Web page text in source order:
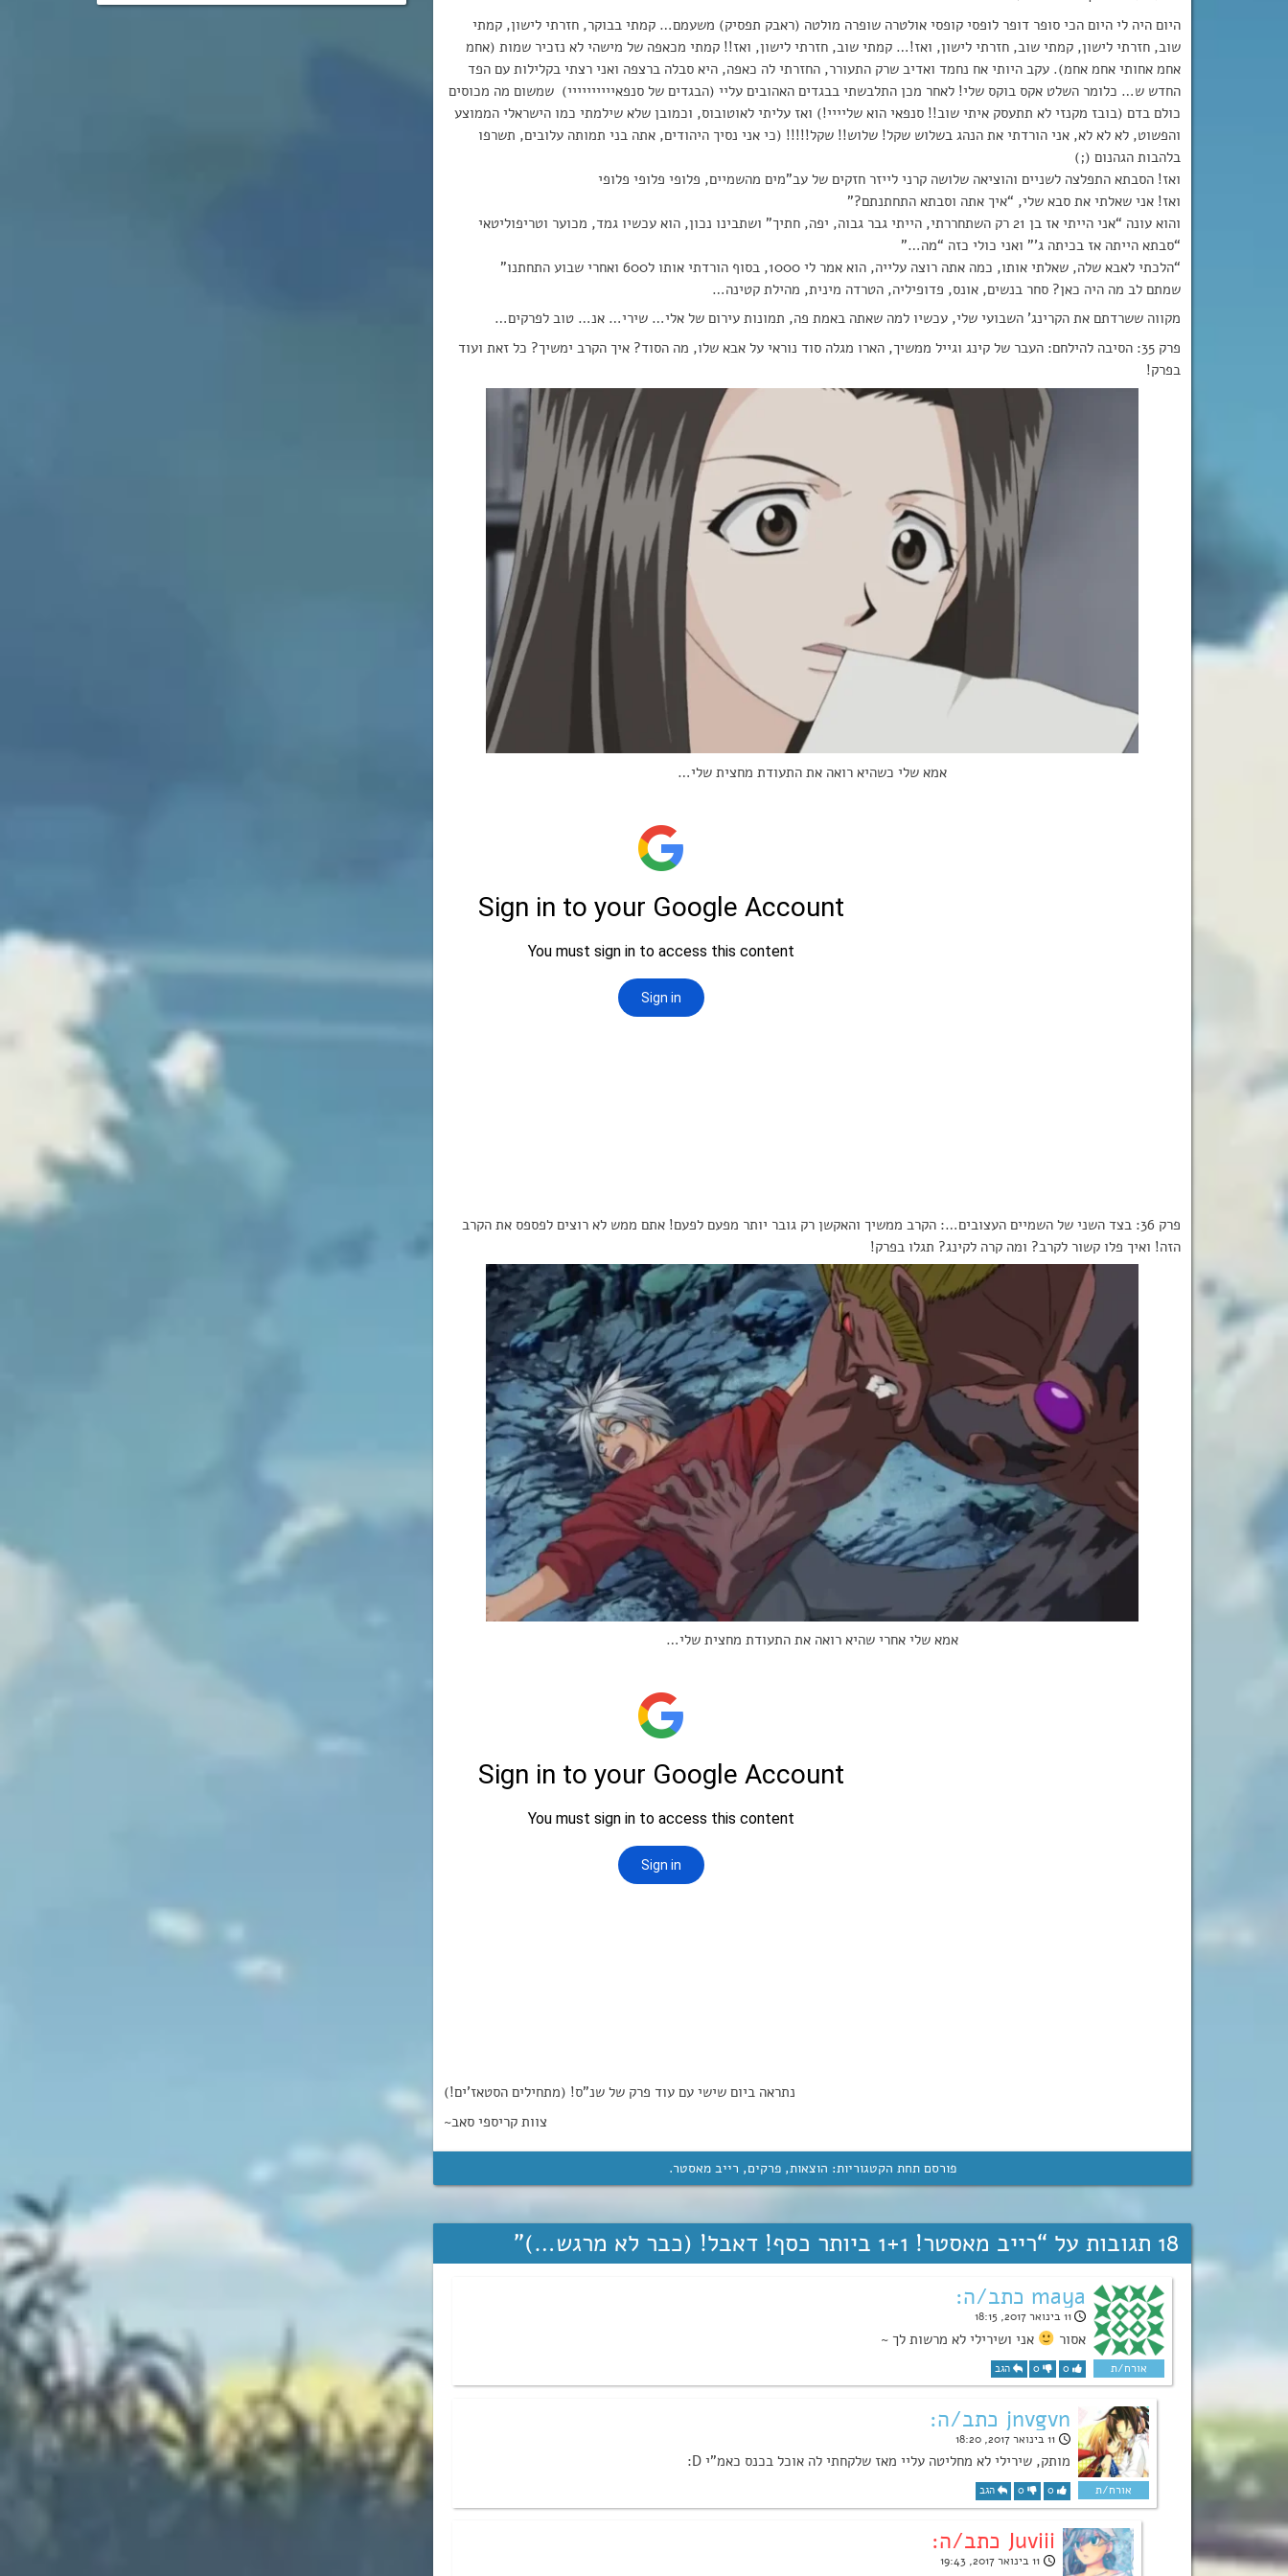
היום היה לי היום הכי סופר דופר לופסי קופסי אולטרה שופרה מולטה (ראבק תפסיק) משעמם… קמתי בבוקר, חזרתי לישון, קמתי
שוב, חזרתי לישון, קמתי שוב, חזרתי לישון, ואז!… קמתי שוב, חזרתי לישון, ואז!! קמתי מכאפה של מישהי לא נזכיר שמות (אחמ
אחמ אחותי אחמ אחמ). עקב היותי אח נחמד ואדיב שרק התעורר, החזרתי לה כאפה, היא סבלה ברצפה ואני רצתי בקלילות עם הפד
החדש ש… כלומר השלט אקס בוקס שלי! לאחר מכן התלבשתי בבגדים האהובים עליי (הבגדים של סנפאיייייייייי) שמשום מה מכוסים
כולם בדם (בובז מקנזי לא תתעסק איתי שוב!! סנפאי הוא שליייי!) ואז עליתי לאוטובוס, וכמובן שלא שילמתי כמו הישראלי הממוצע
והפשוט, לא לא לא, אני הורדתי את הנהג בשלוש שקל! שלוש!! שקל!!!!! (כי אני נסיך היהודים, אתה בני תמותה עלובים, תשרפו
בלהבות הגהנום (;)
ואז! הסבתא התפלצה לשניים והוציאה שלושה קרני לייזר חזקים של עב”מים מהשמיים, פלופי פלופי פלופי
ואז! אני שאלתי את סבא שלי, “איך אתה וסבתא התחתנתם?”
והוא עונה “אני הייתי אז בן 21 רק השתחררתי, הייתי גבר גבוה, יפה, חתיך” ושתבינו נכון, הוא עכשיו גמד, מכוער וטריפוליטאי
“סבתא הייתה אז בכיתה ג'” ואני כולי כזה “מה…”
“הלכתי לאבא שלה, שאלתי אותו, כמה אתה רוצה עלייה, הוא אמר לי 1000, בסוף הורדתי אותו ל600 ואחרי שבוע התחתנו”
שמתם לב מה היה כאן? סחר בנשים, אונס, פדופיליה, הטרדה מינית, מהילת קטינה…
מקווה ששרדתם את הקרינג’ השבועי שלי, עכשיו למה שאתה באמת פה, תמונות עירום של אלי… שירי… אנ… טוב לפרקים…
פרק 35: הסיבה להילחם: העבר של קינג וגייל ממשיך, הארו מגלה סוד נוראי על אבא שלו, מה הסוד? איך הקרב ימשיך? כל זאת ועוד
בפרק!
אמא שלי כשהיא רואה את התעודת מחצית שלי…
פרק 36: בצד השני של השמיים העצובים…: הקרב ממשיך והאקשן רק גובר יותר מפעם לפעם! אתם ממש לא רוצים לפספס את הקרב
הזה! ואיך פלו קשור לקרב? ומה קרה לקינג? תגלו בפרק!
אמא שלי אחרי שהיא רואה את התעודת מחצית שלי…
נתראה ביום שישי עם עוד פרק של שנ”ס! (מתחילים הסטאז’ים!)
צוות קריספי סאב~
פורסם תחת הקטגוריות: הוצאות,פרקים, רייב מאסטר.
18 תגובות על “ רייב מאסטר! 1+1 ביותר כסף! דאבל! (כבר לא מרגש…) ”
maya כתב/ה:
11 בינואר 2017, 18:15
אסור אני ושירילי לא מרשות לך ~
0
0 הגב
jnvgvn כתב/ה:
11 בינואר 2017, 18:20
מותק, שירילי לא מחליטה עליי מאז שלקחתי לה אוכל בכנס כאמ”י D:
0
0 הגב
Juviii כתב/ה:
11 בינואר 2017, 19:43